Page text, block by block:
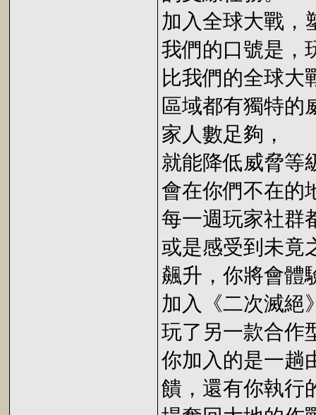
加入全球大戰，
我們的口號是，
比我們的全球大
區域都有獨特的
家人數足夠，
就能降低威脅等
會在你們不在的
每一週玩家社群
或是感受到未竟
飆升，你將會體
加入《二次滅絕
玩了另一款合作
你加入的是一趟
饋，還有你執行